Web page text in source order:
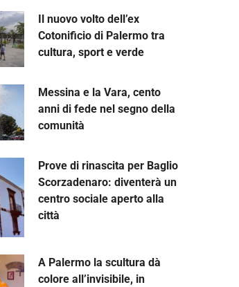
Il nuovo volto dell’ex
Cotonificio di Palermo tra
cultura, sport e verde
Messina e la Vara, cento
anni di fede nel segno della
comunità
Prove di rinascita per Baglio
Scorzadenaro: diventerà un
centro sociale aperto alla
città
A Palermo la scultura dà
colore all’invisibile, in